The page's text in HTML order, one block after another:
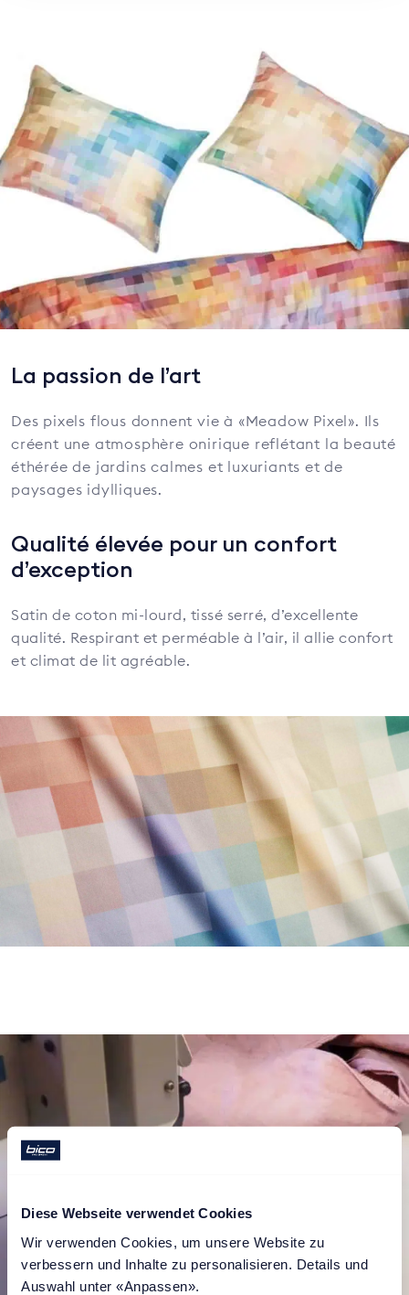
Diese Webseite verwendet Cookies
Wir verwenden Cookies, um unsere Website zu
verbessern und Inhalte zu personalisieren. Details und
Auswahl unter «Anpassen».
La passion de l’art
Des pixels flous donnent vie à «Meadow Pixel». Ils
créent une atmosphère onirique reflétant la beauté
éthérée de jardins calmes et luxuriants et de
paysages idylliques.
Qualité élevée pour un confort
d’exception
Satin de coton mi-lourd, tissé serré, d’excellente
qualité. Respirant et perméable à l’air, il allie confort
et climat de lit agréable.